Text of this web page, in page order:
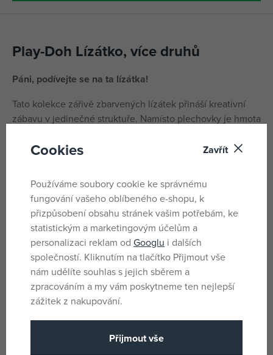
Play-Doh Lízátko, více druhů
Páni, podívejte se na ta lízátka!
Tato kolekce zářivě zbarvených lízátek přináší kreativní
zábavu v jedinečné struktuře. Namísto plechovky je hmota
válečkem sloužícím také jako tyčka.
vzorech a navíc má ve vrchní části vyklápěcí formičky pro
inspiraci k zábavným výtvorům. Prodáváno v hezké krabici
pro snadné vystavení.
Každé lízátko je prodáváno samostatně.
Parametry
Pohlaví Pro holky i kluky
Cookies Zavřít
Používáme soubory cookie ke správnému
fungování vašeho oblíbeného e-shopu, k
přizpůsobení obsahu stránek vašim potřebám, ke
statistickým a marketingovým účelům a
personalizaci reklam od Googlu i dalších
společností. Kliknutím na tlačítko Přijmout vše
nám udělíte souhlas s jejich sběrem a
zpracováním a my vám poskytneme ten nejlepší
zážitek z nakupování.
Přijmout vše